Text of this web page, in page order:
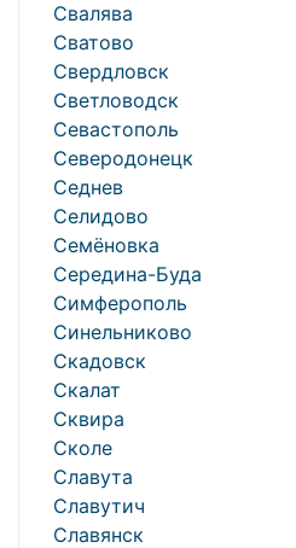
Свалява
Сватово
Свердловск
Светловодск
Севастополь
Северодонецк
Седнев
Селидово
Семёновка
Середина-Буда
Симферополь
Синельниково
Скадовск
Скалат
Сквира
Сколе
Славута
Славутич
Славянск